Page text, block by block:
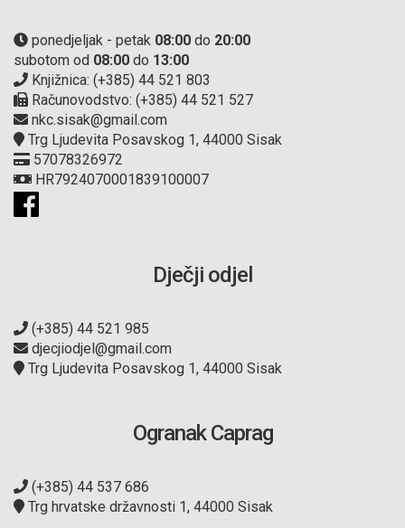
ponedjeljak - petak 08:00 do 20:00
subotom od 08:00 do 13:00
Knjižnica: (+385) 44 521 803
Računovodstvo: (+385) 44 521 527
nkc.sisak@gmail.com
Trg Ljudevita Posavskog 1, 44000 Sisak
57078326972
HR7924070001839100007
Dječji odjel
(+385) 44 521 985
djecjiodjel@gmail.com
Trg Ljudevita Posavskog 1, 44000 Sisak
Ogranak Caprag
(+385) 44 537 686
Trg hrvatske državnosti 1, 44000 Sisak